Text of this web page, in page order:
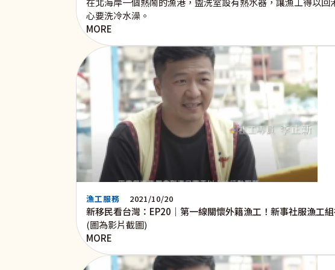
心要洗冷水澡。
MORE
漁工服務 2021/10/20
新移民看台灣：EP20｜第一線關懷外籍漁工！新事社服漁工
(圖為影片截圖)
MORE